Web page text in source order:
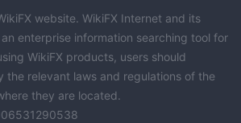
website. WikiFX Internet and its
enterprise information searching tool for
WikiFX products, users should
the relevant laws and regulations of the
they are located.